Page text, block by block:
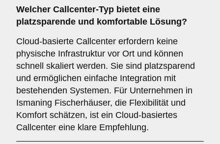
Welcher Callcenter-Typ bietet eine
platzsparende und komfortable Lösung?
Cloud-basierte Callcenter erfordern keine
physische Infrastruktur vor Ort und können
schnell skaliert werden. Sie sind platzsparend
und ermöglichen einfache Integration mit
bestehenden Systemen. Für Unternehmen in
Ismaning Fischerhäuser, die Flexibilität und
Komfort schätzen, ist ein Cloud-basiertes
Callcenter eine klare Empfehlung.